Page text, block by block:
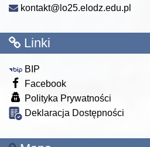
kontakt@lo25.elodz.edu.pl
Linki
BIP
Facebook
Polityka Prywatności
Deklaracja Dostępności